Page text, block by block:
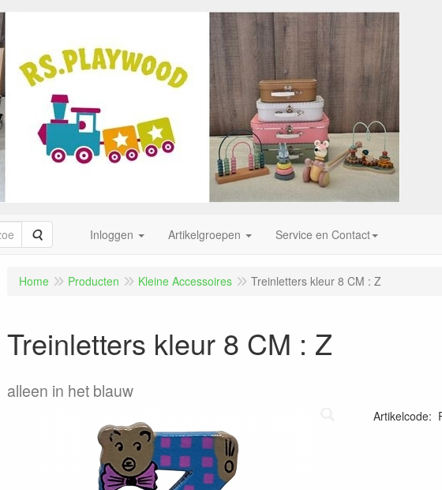
Zoeken Inloggen Artikelgroepen Service en Contact
Home Producten Kleine Accessoires Treinletters kleur 8 CM : Z
Treinletters kleur 8 CM : Z
alleen in het blauw
Artikelcode: